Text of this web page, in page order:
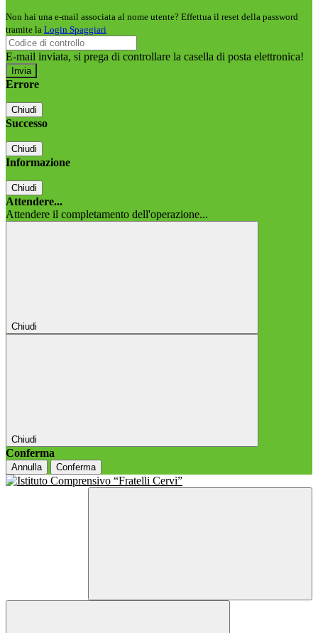
Non hai una e-mail associata al nome utente? Effettua il reset della password
tramite la Login Spaggiari
E-mail inviata, si prega di controllare la casella di posta elettronica!
Errore
Chiudi
Successo
Chiudi
Informazione
Chiudi
Attendere...
Attendere il completamento dell'operazione...
Chiudi
Chiudi
Conferma
Annulla Conferma